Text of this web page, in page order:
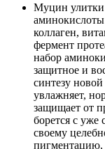
Муцин улитки
коллаген,
фермент
набор
защитное и
синтезу
увлажняет,
защищает от
борется с
своему